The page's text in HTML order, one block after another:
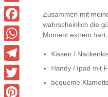
Zusammen mit
wahrscheinlich die
Moment extrem
Kissen /
Handy / Ipad mit
bequeme
Copy
Link
Facebook
WhatsApp
Telegram
Twitter